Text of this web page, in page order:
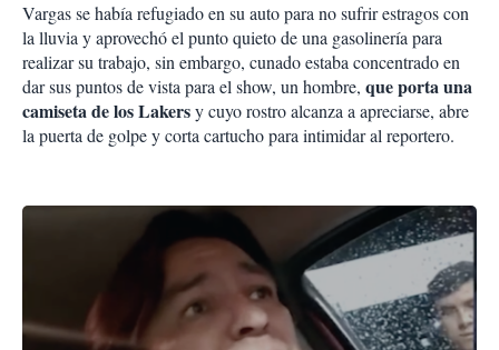
Vargas se había refugiado en su auto para no sufrir estragos con
la lluvia y aprovechó el punto quieto de una gasolinería para
realizar su trabajo, sin embargo, cunado estaba concentrado en
dar sus puntos de vista para el show, un hombre, que porta una
camiseta de los Lakersy cuyo rostro alcanza a apreciarse, abre
la puerta de golpe y corta cartucho para intimidar al reportero.